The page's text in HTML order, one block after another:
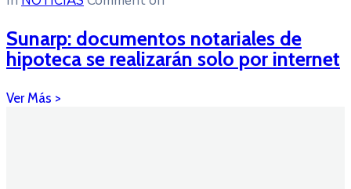
Sunarp: documentos notariales de
hipoteca se realizarán solo por internet